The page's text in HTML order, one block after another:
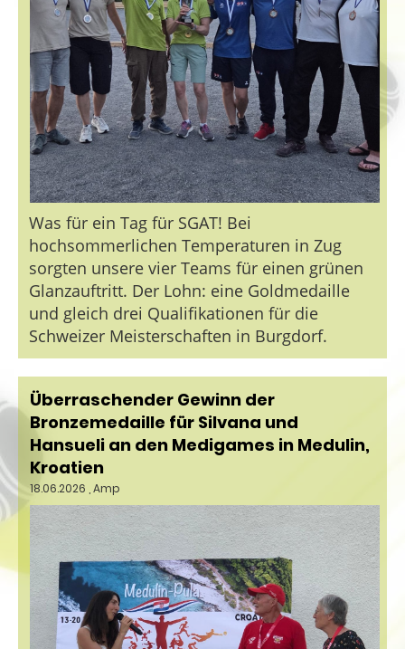
Was für ein Tag für SGAT! Bei
hochsommerlichen Temperaturen in Zug
sorgten unsere vier Teams für einen grünen
Glanzauftritt. Der Lohn: eine Goldmedaille
und gleich drei Qualifikationen für die
Schweizer Meisterschaften in Burgdorf.
Überraschender Gewinn der
Bronzemedaille für Silvana und
Hansueli an den Medigames in Medulin,
Kroatien
18.06.2026 , Amp